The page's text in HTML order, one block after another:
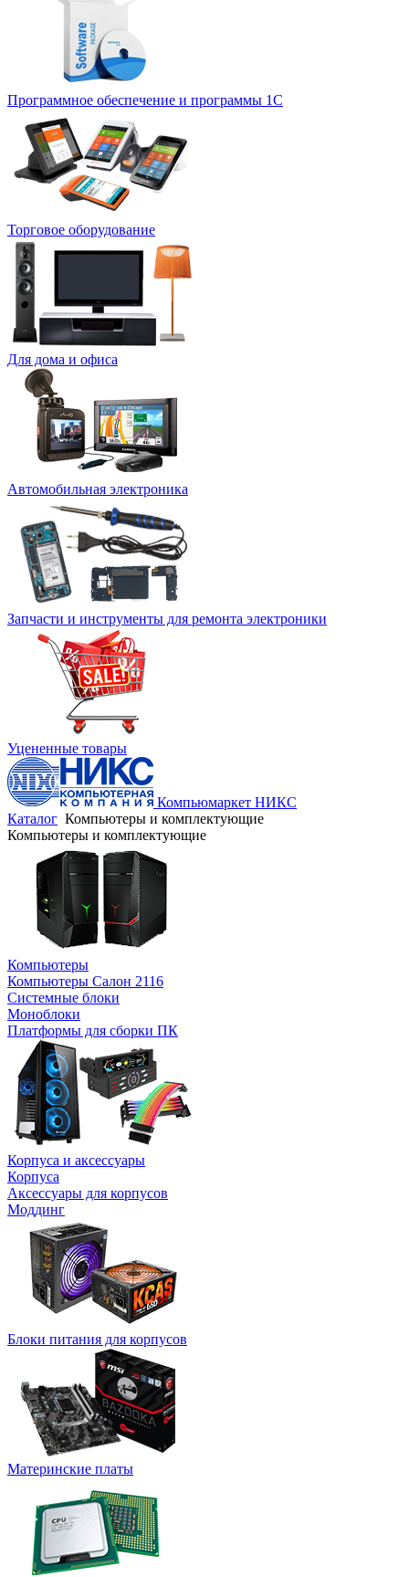
Программное обеспечение и программы 1С
Торговое оборудование
Для дома и офиса
Автомобильная электроника
Запчасти и инструменты для ремонта электроники
Уцененные товары
Компьюмаркет НИКС
Каталог Компьютеры и комплектующие
Компьютеры и комплектующие
Компьютеры
Компьютеры Салон 2116
Системные блоки
Моноблоки
Платформы для сборки ПК
Корпуса и аксессуары
Корпуса
Аксессуары для корпусов
Моддинг
Блоки питания для корпусов
Материнские платы